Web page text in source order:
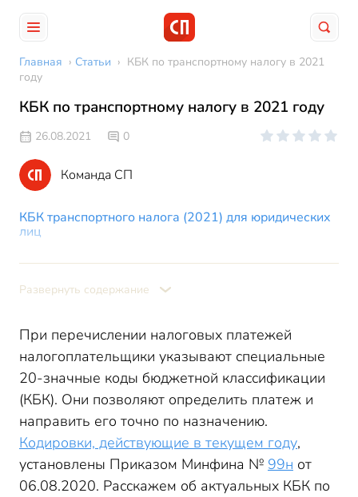
Главная › Статьи › КБК по транспортному налогу в 2021
году
КБК по транспортному налогу в 2021 году
26.08.2021 0
Команда СП
КБК транспортного налога (2021) для юридических
лиц
Развернуть содержание
При перечислении налоговых платежей
налогоплательщики указывают специальные
20-значные коды бюджетной классификации
(КБК). Они позволяют определить платеж и
направить его точно по назначению.
Кодировки, действующие в текущем году,
установлены Приказом Минфина № 99н от
06.08.2020. Расскажем об актуальных КБК по